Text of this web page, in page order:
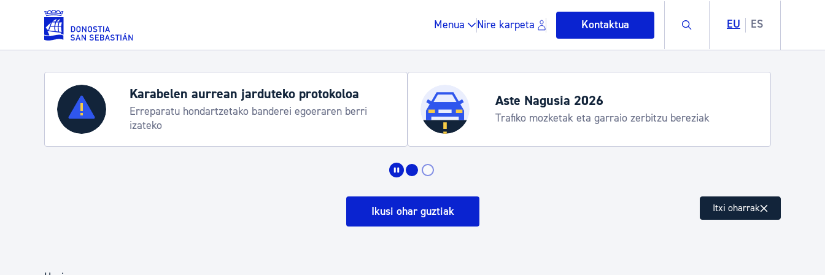
Eduki nagusira joan
Menua Nire karpeta Kontaktua Buscar EU ES
Zerbitzuak
Errolda eta gai pertsonalak
Gune publikoa, hondakinak eta ingurumena
Karabelen aurrean jarduteko protokoloa
Erreparatu hondartzetako banderei egoeraren berri
izateko
Aste Nagusia 2026
Trafiko mozketak eta garraio zerbitzu bereziak
Ikusi ohar guztiak Itxi oharrak